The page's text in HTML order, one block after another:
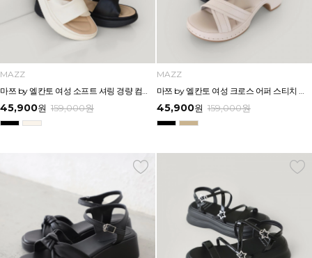
MAZZ
마쯔 by 엘칸토 여성 소프트 셔링 경량 컴포트 샌들 3.5cm LCWW12M626
45,900원 159,000원
MAZZ
마쯔 by 엘칸토 여성 크로스 어퍼 스티치 다운 캐주얼 샌들 6.5cm LCWW70M626
45,900원 159,000원